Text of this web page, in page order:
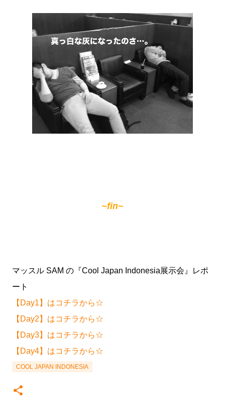
~fin~
マッスル SAM の『Cool Japan Indonesia展示会』レポ
ート
【Day1】はコチラから☆
【Day2】はコチラから☆
【Day3】はコチラから☆
【Day4】はコチラから☆
COOL JAPAN INDONESIA